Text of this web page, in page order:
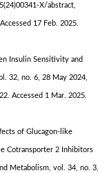
X/abstract,
17 Feb. 2025.
Insulin Sensitivity and
32, no. 6, 28 May 2024,
Accessed 1 Mar. 2025.
of Glucagon-like
Cotransporter 2 Inhibitors
Metabolism, vol. 34, no. 3,